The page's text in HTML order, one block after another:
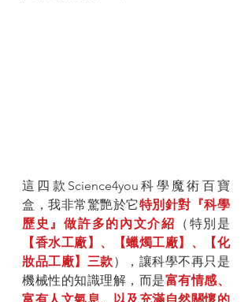
這四款Science4you科學魔術百寶
盒，我非常驚艷於它特別針對『科學
歷史』做許多的內文介紹 （特別是
【香水工廠】、【蠟燭工廠】、【化
妝品工廠】三款），讓科學不再只是
機械性的知識理解，而是富有情感、